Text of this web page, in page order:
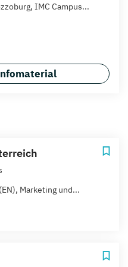
IMC Campus...
Marketing und...